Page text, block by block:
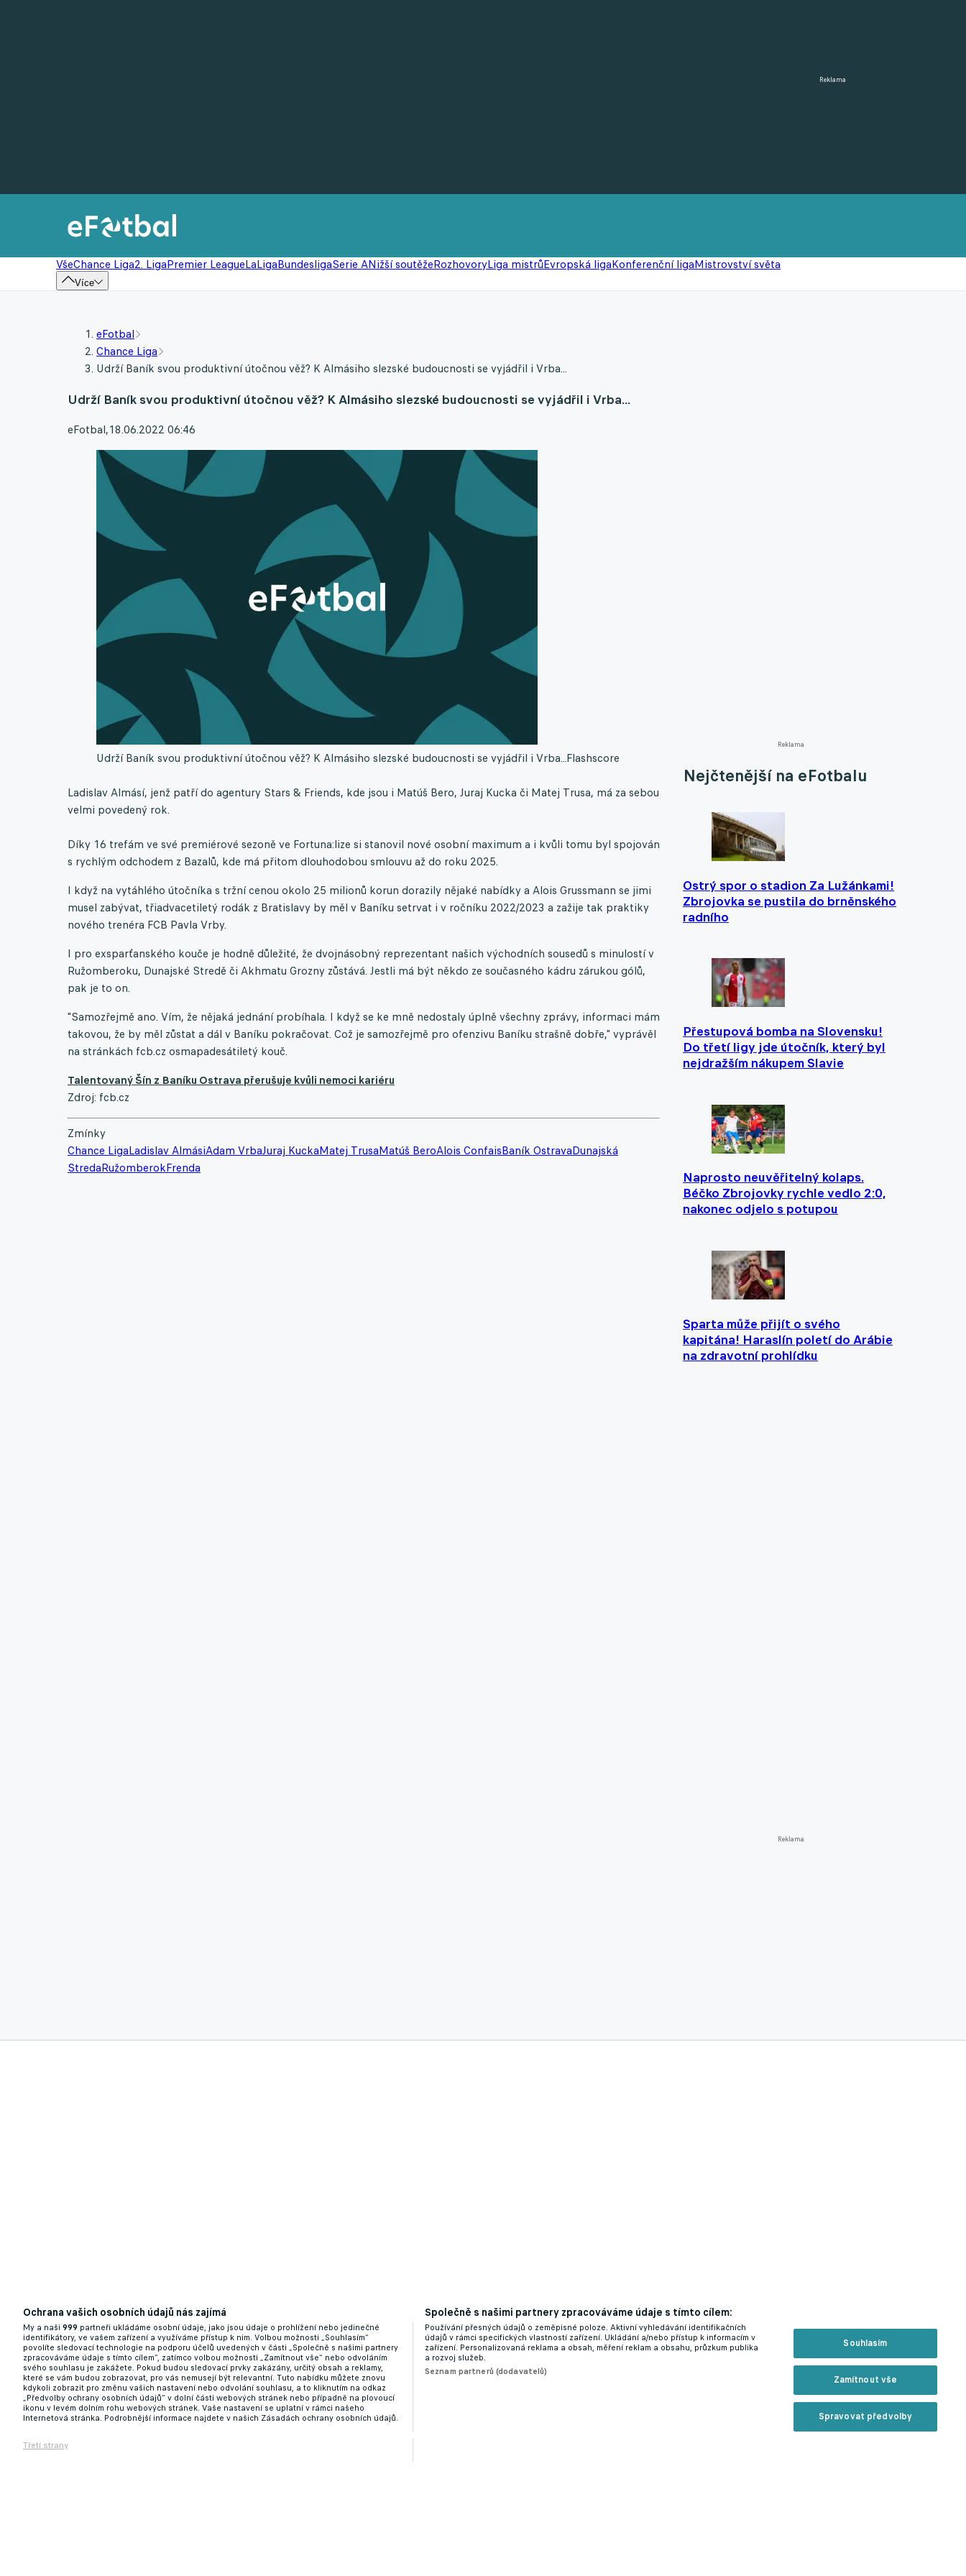
Reklama
VšeChance Liga2. LigaPremier LeagueLaLigaBundesligaSerie ANižší soutěžeRozhovoryLiga mistrůEvropská ligaKonferenční ligaMistrovství světa
Více
Reklama
Nejčtenější na eFotbalu
Ostrý spor o stadion Za Lužánkami!
Zbrojovka se pustila do brněnského
radního
Přestupová bomba na Slovensku!
Do třetí ligy jde útočník, který byl
nejdražším nákupem Slavie
Naprosto neuvěřitelný kolaps.
Béčko Zbrojovky rychle vedlo 2:0,
nakonec odjelo s potupou
Sparta může přijít o svého
kapitána! Haraslín poletí do Arábie
na zdravotní prohlídku
Reklama
eFotbal
Chance Liga
Udrží Baník svou produktivní útočnou věž? K Almásiho slezské budoucnosti se vyjádřil i Vrba...
Udrží Baník svou produktivní útočnou věž? K Almásiho slezské budoucnosti se vyjádřil i Vrba...
eFotbal,18.06.2022 06:46
Udrží Baník svou produktivní útočnou věž? K Almásiho slezské budoucnosti se vyjádřil i Vrba...Flashscore
Ladislav Almásí, jenž patří do agentury Stars & Friends, kde jsou i Matúš Bero, Juraj Kucka či Matej Trusa, má za sebou
velmi povedený rok.
Díky 16 trefám ve své premiérové sezoně ve Fortuna:lize si stanovil nové osobní maximum a i kvůli tomu byl spojován
s rychlým odchodem z Bazalů, kde má přitom dlouhodobou smlouvu až do roku 2025.
I když na vytáhlého útočníka s tržní cenou okolo 25 milionů korun dorazily nějaké nabídky a Alois Grussmann se jimi
musel zabývat, třiadvacetiletý rodák z Bratislavy by měl v Baníku setrvat i v ročníku 2022/2023 a zažije tak praktiky
nového trenéra FCB Pavla Vrby.
I pro exsparťanského kouče je hodně důležité, že dvojnásobný reprezentant našich východních sousedů s minulostí v
Ružomberoku, Dunajské Stredě či Akhmatu Grozny zůstává. Jestli má být někdo ze současného kádru zárukou gólů,
pak je to on.
"Samozřejmě ano. Vím, že nějaká jednání probíhala. I když se ke mně nedostaly úplně všechny zprávy, informaci mám
takovou, že by měl zůstat a dál v Baníku pokračovat. Což je samozřejmě pro ofenzivu Baníku strašně dobře," vyprávěl
na stránkách fcb.cz osmapadesátiletý kouč.
Talentovaný Šín z Baníku Ostrava přerušuje kvůli nemoci kariéru
Zdroj: fcb.cz
Zmínky
Chance LigaLadislav AlmásiAdam VrbaJuraj KuckaMatej TrusaMatúš BeroAlois ConfaisBaník OstravaDunajská
StredaRužomberokFrenda
Ochrana vašich osobních údajů nás zajímá
My a naši 999 partneři ukládáme osobní údaje, jako jsou údaje o prohlížení nebo jedinečné
identifikátory, ve vašem zařízení a využíváme přístup k nim. Volbou možnosti „Souhlasím“
povolíte sledovací technologie na podporu účelů uvedených v části „Společně s našimi partnery
zpracováváme údaje s tímto cílem“, zatímco volbou možnosti „Zamítnout vše“ nebo odvoláním
svého souhlasu je zakážete. Pokud budou sledovací prvky zakázány, určitý obsah a reklamy,
které se vám budou zobrazovat, pro vás nemusejí být relevantní. Tuto nabídku můžete znovu
kdykoli zobrazit pro změnu vašich nastavení nebo odvolání souhlasu, a to kliknutím na odkaz
„Předvolby ochrany osobních údajů“ v dolní části webových stránek nebo případně na plovoucí
ikonu v levém dolním rohu webových stránek. Vaše nastavení se uplatní v rámci našeho
Internetová stránka. Podrobnější informace najdete v našich Zásadách ochrany osobních údajů.
Třetí strany
Společně s našimi partnery zpracováváme údaje s tímto cílem:
Používání přesných údajů o zeměpisné poloze. Aktivní vyhledávání identifikačních
údajů v rámci specifických vlastností zařízení. Ukládání a/nebo přístup k informacím v
zařízení. Personalizovaná reklama a obsah, měření reklam a obsahu, průzkum publika
a rozvoj služeb.
Seznam partnerů (dodavatelů)
Souhlasím
Zamítnout vše
Spravovat předvolby